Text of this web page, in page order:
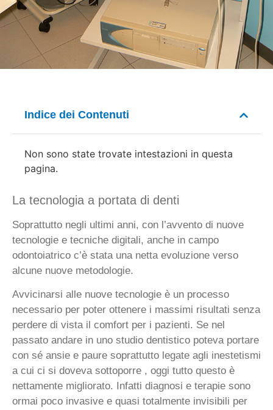
Indice dei Contenuti
Non sono state trovate intestazioni in questa
pagina.
La tecnologia a portata di denti
Soprattutto negli ultimi anni, con l’avvento di nuove
tecnologie e tecniche digitali, anche in campo
odontoiatrico c’è stata una netta evoluzione verso
alcune nuove metodologie.
Avvicinarsi alle nuove tecnologie è un processo
necessario per poter ottenere i massimi risultati senza
perdere di vista il comfort per i pazienti. Se nel
passato andare in uno studio dentistico poteva portare
con sé ansie e paure soprattutto legate agli inestetismi
a cui ci si doveva sottoporre , oggi tutto questo è
nettamente migliorato. Infatti diagnosi e terapie sono
ormai poco invasive e quasi totalmente invisibili per